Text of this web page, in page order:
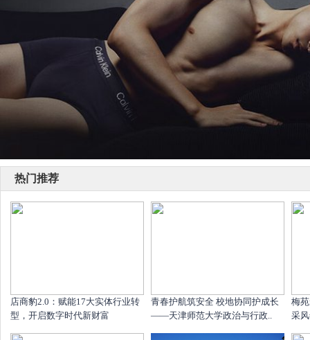
热门推荐
店商豹2.0：赋能17大实体行业转
型，开启数字时代新财富
青春护航筑安全 校地协同护成长
——天津师范大学政治与行政..
梅
采